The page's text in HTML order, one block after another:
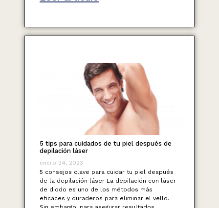
5 tips para cuidados de tu piel después de
depilación láser
enero 24, 2023
5 consejos clave para cuidar tu piel después
de la depilación láser La depilación con láser
de diodo es uno de los métodos más
eficaces y duraderos para eliminar el vello.